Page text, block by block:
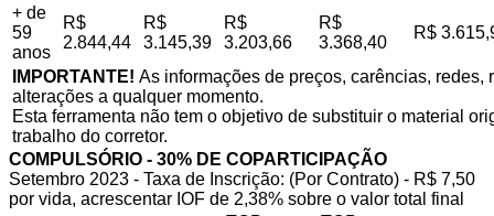
+ de
59
anos
R$
2.844,44
R$
3.145,39
R$
3.203,66
R$
3.368,40
R$
IMPORTANTE! As informações de preços, carências,
alterações a qualquer momento.
Esta ferramenta não tem o objetivo de substituir o material
trabalho do corretor.
COMPULSÓRIO - 30% DE COPARTICIPAÇÃO
Setembro 2023 - Taxa de Inscrição: (Por Contrato) - R$ 7,50
por vida, acrescentar IOF de 2,38% sobre o valor total final